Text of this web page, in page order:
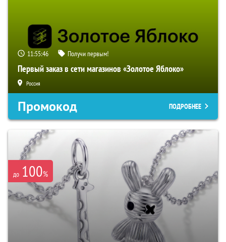
11:55:45 Получи первым!
Первый заказ в сети магазинов «Золотое Яблоко»
Россия
Промокод ПОДРОБНЕЕ
до 100%